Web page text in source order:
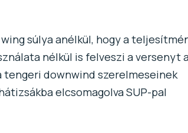
súlya anélkül, hogy a
nélkül is felveszi a versenyt
tengeri downwind szerelmeseinek
elcsomagolva SUP-pal